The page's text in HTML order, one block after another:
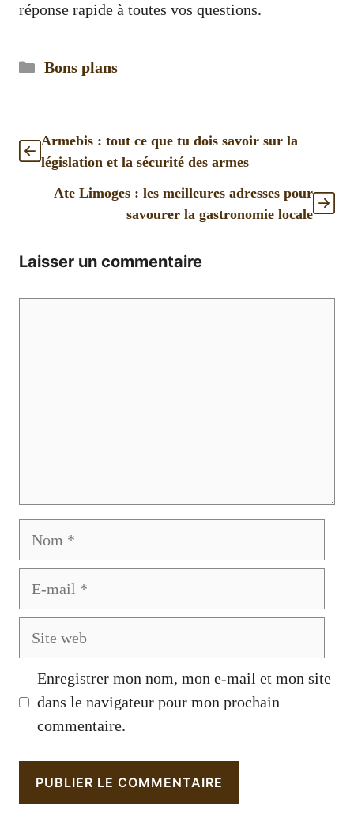
réponse rapide à toutes vos questions.
Catégories
Bons plans
Armebis : tout ce que tu dois savoir sur la
législation et la sécurité des armes
Ate Limoges : les meilleures adresses pour
savourer la gastronomie locale
Laisser un commentaire
Enregistrer mon nom, mon e-mail et mon site
dans le navigateur pour mon prochain
commentaire.